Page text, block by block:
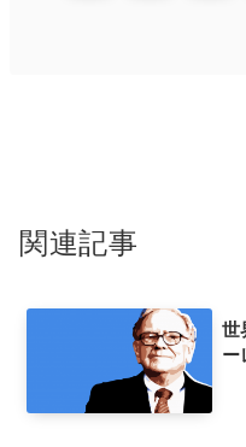
関連記事
世
ー